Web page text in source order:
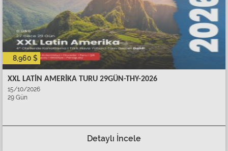
8,960 $
XXL LATİN AMERİKA TURU 29GÜN-THY-2026
15/10/2026
29 Gün
Detaylı İncele